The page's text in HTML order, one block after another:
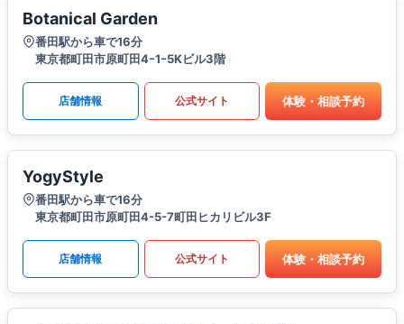
Botanical Garden
番田駅から車で16分
東京都町田市原町田4ｰ1ｰ5Kビル3階
店舗情報 公式サイト 体験・相談予約
YogyStyle
番田駅から車で16分
東京都町田市原町田4-5-7町田ヒカリビル3F
店舗情報 公式サイト 体験・相談予約